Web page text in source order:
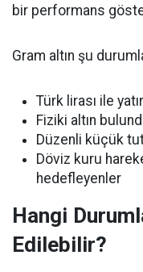
bir performans
Gram altın şu
Türk lirası ile
Fiziki altın
Düzenli küçük
Döviz kuru
hedefleyenler
Hangi
Edilebilir?